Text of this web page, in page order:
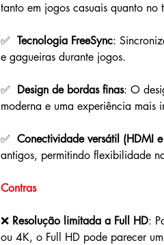
tanto em jogos casuais quanto
✅ Tecnologia FreeSync:
e gagueiras durante jogos.
✅ Design de bordas finas: O
moderna e uma experiência mais
✅ Conectividade versátil (HDMI
antigos, permitindo flexibilidade
Contras
❌ Resolução limitada a Full HD:
ou 4K, o Full HD pode parecer